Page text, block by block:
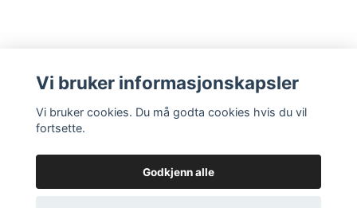
Vi bruker informasjonskapsler
Vi bruker cookies. Du må godta cookies hvis du vil
fortsette.
Godkjenn alle